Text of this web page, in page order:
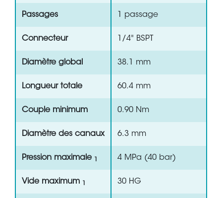
Passages 1 passage
Connecteur 1/4" BSPT
Diamètre global 38.1 mm
Longueur totale 60.4 mm
Couple minimum 0.90 Nm
Diamètre des canaux 6.3 mm
Pression maximale 4 MPa (40 bar)
Vide maximum 30 HG